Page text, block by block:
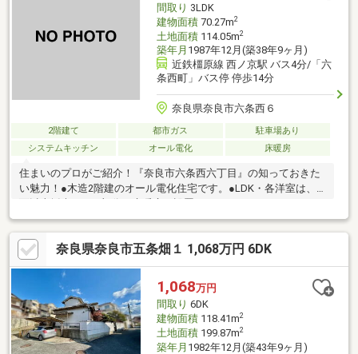
間取り 3LDK
建物面積70.27m2
土地面積114.05m2
築年月 1987年12月(築38年9ヶ月)
近鉄橿原線 西ノ京駅 バス4分/「六
条西町」バス停 停歩14分
奈良県奈良市六条西６
2階建て 都市ガス
駐車場あり
システムキッチン
オール電化 床暖房
住まいのプロがご紹介！『奈良市六条西六丁目』の知っておきた
い魅力！●木造2階建のオール電化住宅です。●LDK・各洋室は、2
は、IHクッキングヒーター・食器洗乾燥機付き。●浴室は、オート
バス機能＋浴室暖房乾燥機搭載です。●畳コーナー・和室・各階
ホールに、収納スペース有。●和室と洋室②は引き戸で繋がって
おり、内側で行き来が可能です。●カーポートが1台分設けられて
います。●前面道路は、幅員約6.0mの公道です。●奈良市立六条小
学校まで徒歩9分(約700m)。●第一種低層住居専用地域内に位置し
ています。
奈良県奈良市五条畑１ 1,068万円 6DK
1,068万円
間取り 6DK
建物面積118.41m2
土地面積199.87m2
築年月 1982年12月(築43年9ヶ月)